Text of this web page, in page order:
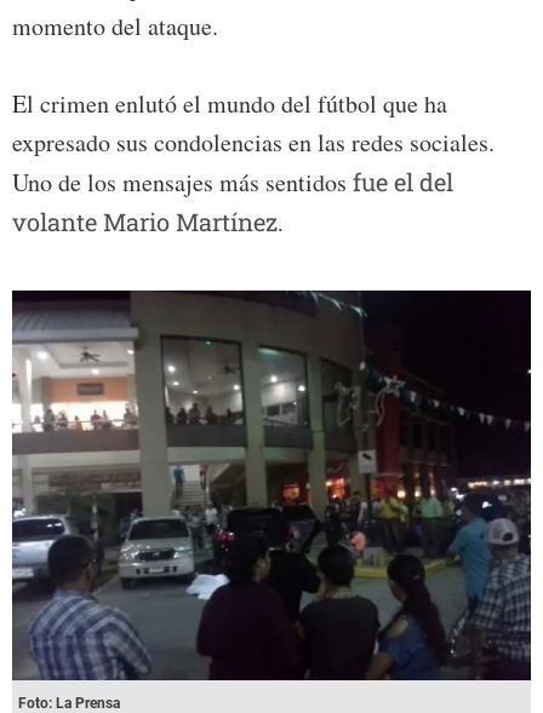
momento del ataque.
El crimen enlutó el mundo del fútbol que ha
expresado sus condolencias en las redes sociales.
Uno de los mensajes más sentidos fue el del
volante Mario Martínez.
Foto: La Prensa